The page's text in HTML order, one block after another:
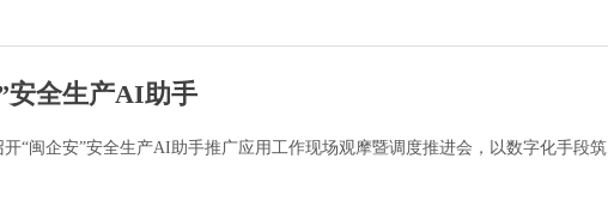
安全生产AI助手
“闽企安”安全生产AI助手推广应用工作现场观摩暨调度推进会，以数字化手段筑